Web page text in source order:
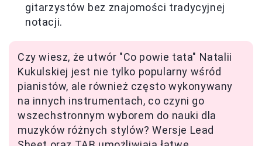
gitarzystów bez znajomości tradycyjnej
notacji.
Czy wiesz, że utwór "Co powie tata" Natalii
Kukulskiej jest nie tylko popularny wśród
pianistów, ale również często wykonywany
na innych instrumentach, co czyni go
wszechstronnym wyborem do nauki dla
muzyków różnych stylów? Wersje Lead